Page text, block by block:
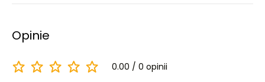
Opinie
0.00 0 opinii